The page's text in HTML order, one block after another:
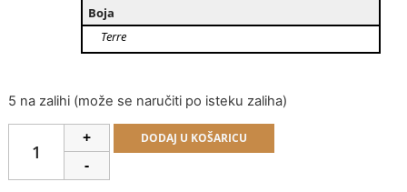
Boja
Terre
5 na zalihi (može se naručiti po isteku zaliha)
+
-
DODAJ U KOŠARICU